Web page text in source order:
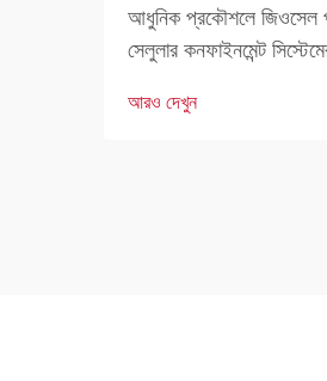
আধুনিক প্রকৌশলে জিওসেল
সেলুলার কনফাইনমেন্ট
প্রকৌশলীদের জন্য একটি বড়
আরও দেখুন